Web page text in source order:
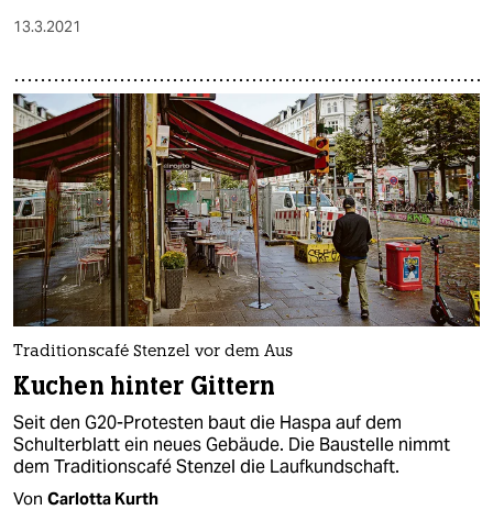
13.3.2021
Traditionscafé Stenzel vor dem Aus
Kuchen hinter Gittern
Seit den G20-Protesten baut die Haspa auf dem
Schulterblatt ein neues Gebäude. Die Baustelle nimmt
dem Traditionscafé Stenzel die Laufkundschaft.
Von Carlotta Kurth